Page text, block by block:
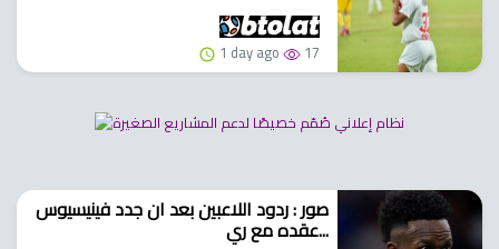
1 day ago 17
صور : ردود اللاعبين بعد ان جدد فينيسيوس
عقده مع ري...